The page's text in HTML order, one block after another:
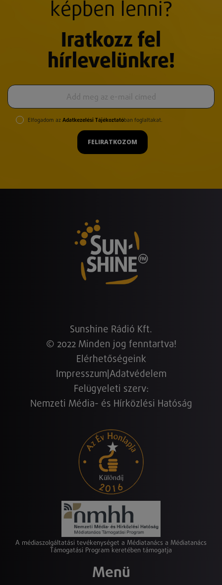
képben lenni?
Iratkozz fel
hírlevelünkre!
Elfogadom az Adatkezelési Tájékoztatóban foglaltakat.
FELIRATKOZOM
Sunshine Rádió Kft.
© 2022 Minden jog fenntartva!
Elérhetőségeink
Impresszum Adatvédelem
Felügyeleti szerv:
Nemzeti Média- és Hírközlési Hatóság
A médiaszolgáltatási tevékenységet a Médiatanács a Médiatanács
Támogatási Program keretében támogatja
Menü